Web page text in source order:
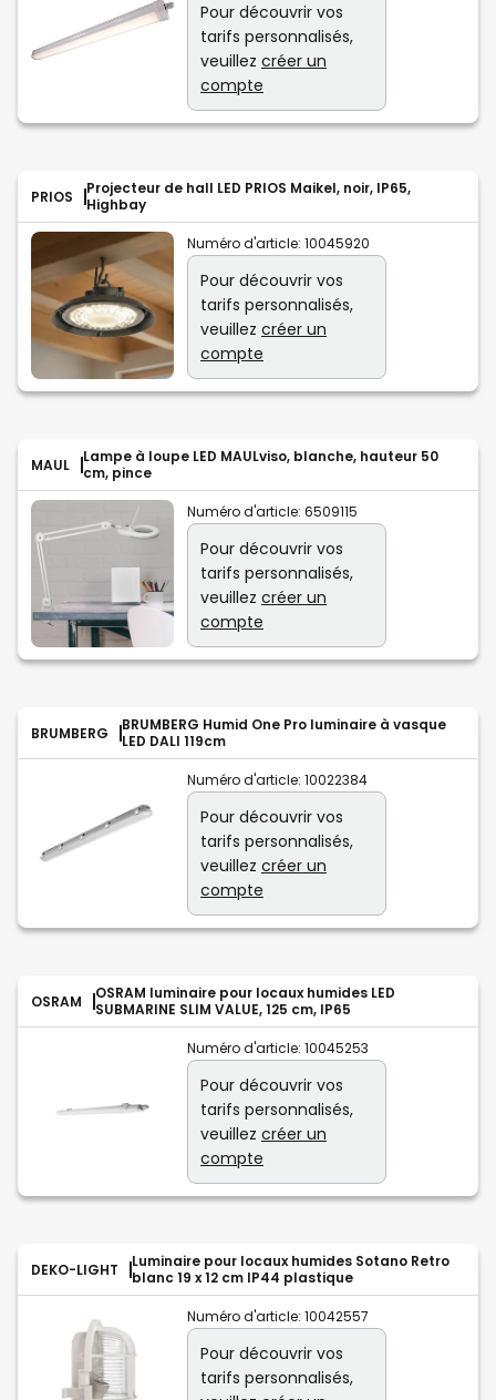
Pour découvrir vos
tarifs personnalisés,
veuillez créer un
compte
PRIOS
Projecteur de hall LED PRIOS Maikel, noir, IP65,
Highbay
Numéro d'article: 10045920
Pour découvrir vos
tarifs personnalisés,
veuillez créer un
compte
MAUL
Lampe à loupe LED MAULviso, blanche, hauteur 50
cm, pince
Numéro d'article: 6509115
Pour découvrir vos
tarifs personnalisés,
veuillez créer un
compte
BRUMBERG
BRUMBERG Humid One Pro luminaire à vasque
LED DALI 119cm
Numéro d'article: 10022384
Pour découvrir vos
tarifs personnalisés,
veuillez créer un
compte
OSRAM
OSRAM luminaire pour locaux humides LED
SUBMARINE SLIM VALUE, 125 cm, IP65
Numéro d'article: 10045253
Pour découvrir vos
tarifs personnalisés,
veuillez créer un
compte
DEKO-LIGHT
Luminaire pour locaux humides Sotano Retro
blanc 19 x 12 cm IP44 plastique
Numéro d'article: 10042557
Pour découvrir vos
tarifs personnalisés,